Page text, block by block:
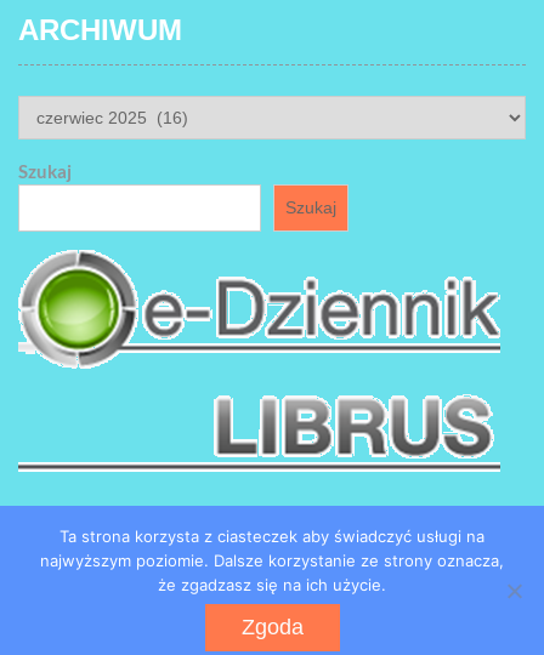
ARCHIWUM
ARCHIWUM
Szukaj
Szukaj
Copyright by SP184 w Łodzi
WEN Associate by
Ta strona korzysta z ciasteczek aby świadczyć usługi na
najwyższym poziomie. Dalsze korzystanie ze strony oznacza,
że zgadzasz się na ich użycie.
Zgoda